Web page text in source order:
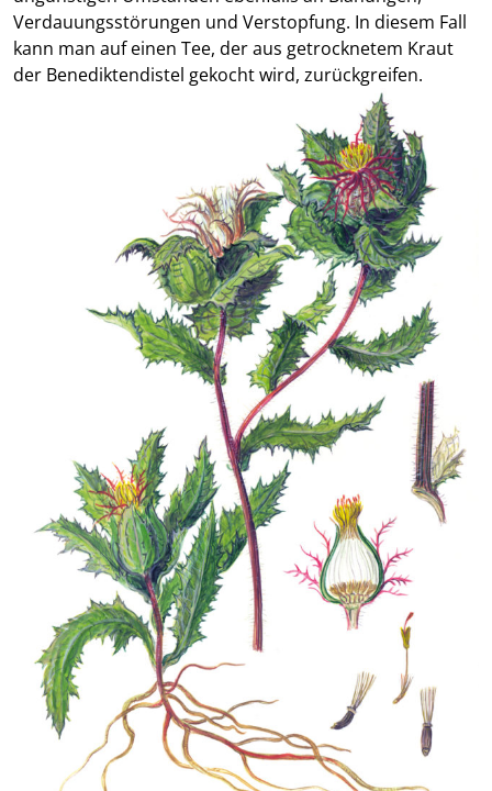
Verdauungsstörungen und Verstopfung. In diesem Fall
kann man auf einen Tee, der aus getrocknetem Kraut
der Benediktendistel gekocht wird, zurückgreifen.